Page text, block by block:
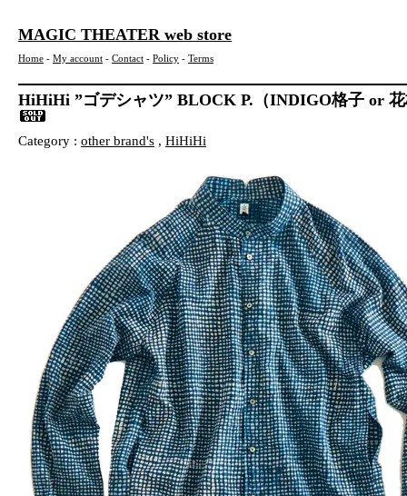
MAGIC THEATER web store
Home - My account - Contact - Policy - Terms
HiHiHi ”ゴデシャツ” BLOCK P.（INDIGO格子 or
Category : other brand's , HiHiHi